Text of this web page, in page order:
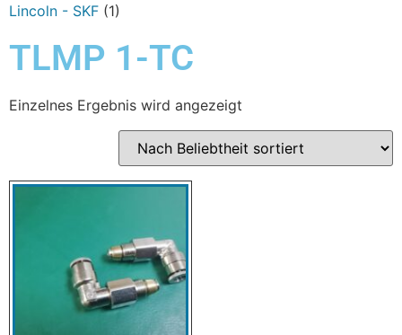
Lincoln - SKF (1)
TLMP 1-TC
Einzelnes Ergebnis wird angezeigt